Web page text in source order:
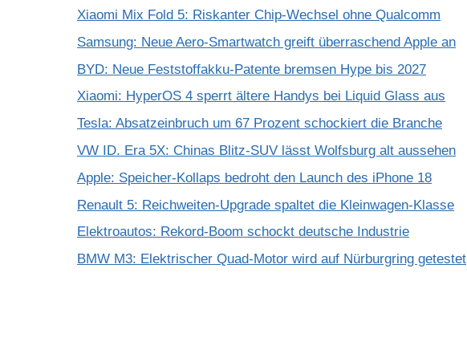
Xiaomi Mix Fold 5: Riskanter Chip-Wechsel ohne Qualcomm
Samsung: Neue Aero-Smartwatch greift überraschend Apple an
BYD: Neue Feststoffakku-Patente bremsen Hype bis 2027
Xiaomi: HyperOS 4 sperrt ältere Handys bei Liquid Glass aus
Tesla: Absatzeinbruch um 67 Prozent schockiert die Branche
VW ID. Era 5X: Chinas Blitz-SUV lässt Wolfsburg alt aussehen
Apple: Speicher-Kollaps bedroht den Launch des iPhone 18
Renault 5: Reichweiten-Upgrade spaltet die Kleinwagen-Klasse
Elektroautos: Rekord-Boom schockt deutsche Industrie
BMW M3: Elektrischer Quad-Motor wird auf Nürburgring getestet